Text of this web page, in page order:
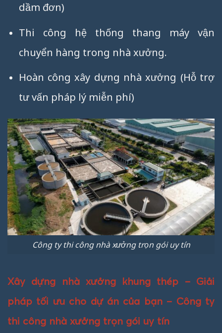
dầm đơn)
Thi công hệ thống thang máy vận
chuyển hàng trong nhà xưởng.
Hoàn công xây dựng nhà xưởng (Hỗ trợ
tư vấn pháp lý miễn phí)
Công ty thi công nhà xưởng trọn gói uy tín
Xây dựng nhà xưởng khung thép – Giải
pháp tối ưu cho dự án của bạn – Công ty
thi công nhà xưởng trọn gói uy tín